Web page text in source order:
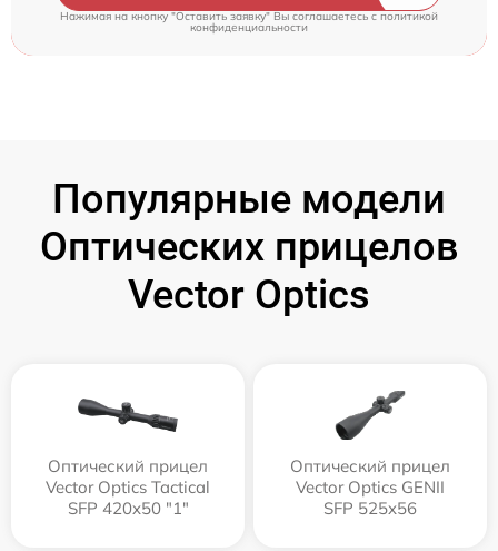
Нажимая на кнопку "Оставить заявку" Вы соглашаетесь cполитикой
конфиденциальности
Популярные модели
Оптических прицелов
Vector Optics
Оптический прицел
Vector Optics Tactical
SFP 420x50 "1"
Оптический прицел
Vector Optics GENII
SFP 525x56